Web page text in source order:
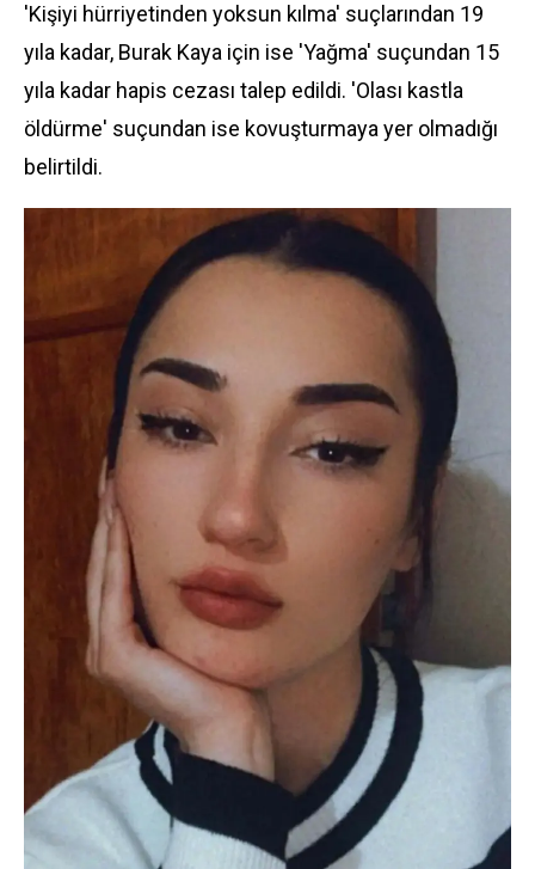
'Kişiyi hürriyetinden yoksun kılma' suçlarından 19
yıla kadar, Burak Kaya için ise 'Yağma' suçundan 15
yıla kadar hapis cezası talep edildi. 'Olası kastla
öldürme' suçundan ise kovuşturmaya yer olmadığı
belirtildi.